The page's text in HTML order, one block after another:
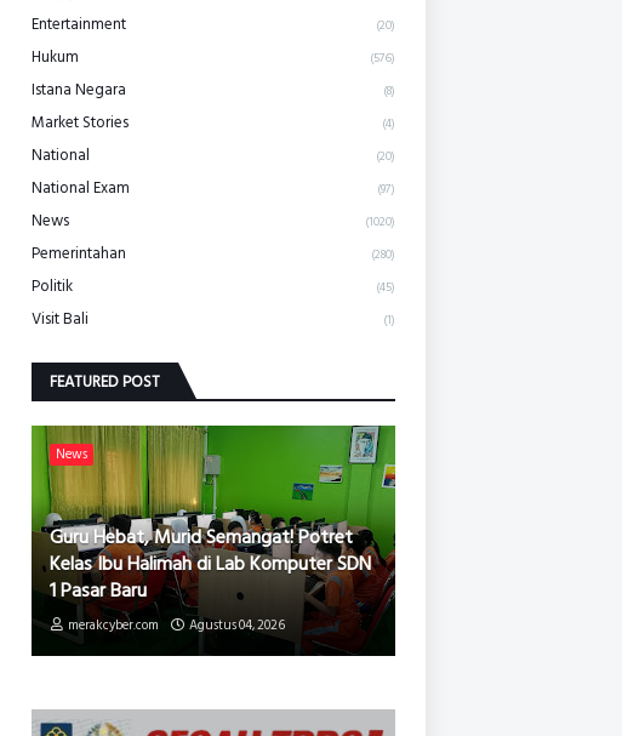
Entertainment (20)
Hukum (576)
Istana Negara (8)
Market Stories (4)
National (20)
National Exam (97)
News (1020)
Pemerintahan (280)
Politik (45)
Visit Bali (1)
FEATURED POST
News
Guru Hebat, Murid Semangat! Potret
Kelas Ibu Halimah di Lab Komputer SDN
1 Pasar Baru
merakcyber.com Agustus 04, 2026